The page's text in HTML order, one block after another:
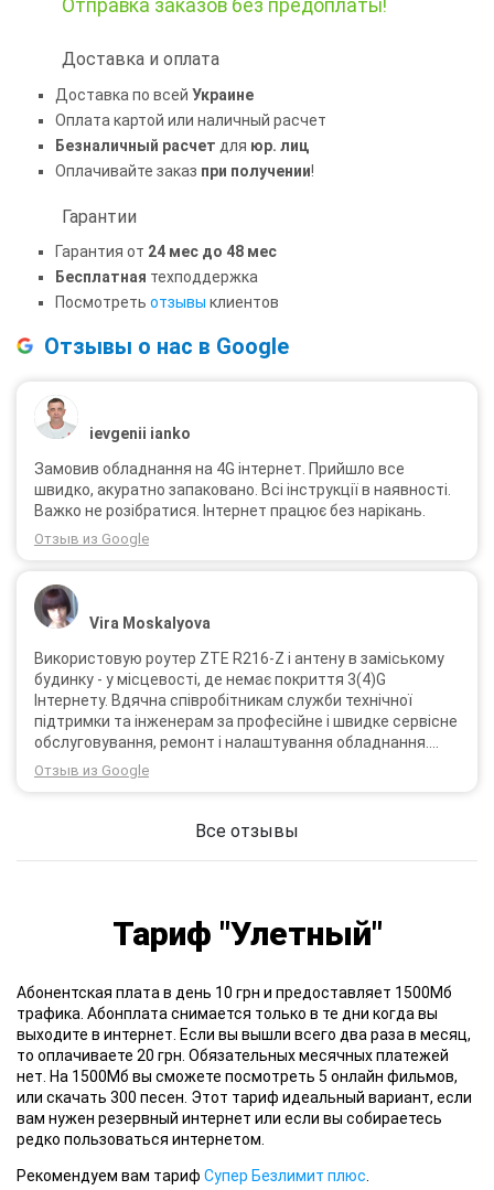
Отправка заказов без предоплаты!
Доставка и оплата
Доставка по всей Украине
Оплата картой или наличный расчет
Безналичный расчет для юр. лиц
Оплачивайте заказ при получении!
Гарантии
Гарантия от 24 мес до 48 мес
Бесплатная техподдержка
Посмотреть отзывы клиентов
Отзывы о нас в Google
ievgenii ianko
Замовив обладнання на 4G інтернет. Прийшло все
швидко, акуратно запаковано. Всі інструкції в наявності.
Важко не розібратися. Інтернет працює без нарікань.
Отзыв из Google
Vira Moskalyova
Використовую роутер ZTE R216-Z і антену в заміському
будинку - у місцевості, де немає покриття 3(4)G
Інтернету. Вдячна співробітникам служби технічної
підтримки та інженерам за професійне і швидке сервісне
обслуговування, ремонт і налаштування обладнання.
Через 3 роки після покупки я не шкодую про прийняте
тоді рішення придбати обладнання в компанії 3G star
Отзыв из Google
Все отзывы
Тариф "Улетный"
Абонентская плата в день 10 грн и предоставляет 1500Мб
трафика. Абонплата снимается только в те дни когда вы
выходите в интернет. Если вы вышли всего два раза в месяц,
то оплачиваете 20 грн. Обязательных месячных платежей
нет. На 1500Мб вы сможете посмотреть 5 онлайн фильмов,
или скачать 300 песен. Этот тариф идеальный вариант, если
вам нужен резервный интернет или если вы собираетесь
редко пользоваться интернетом.
Рекомендуем вам тариф Супер Безлимит плюс